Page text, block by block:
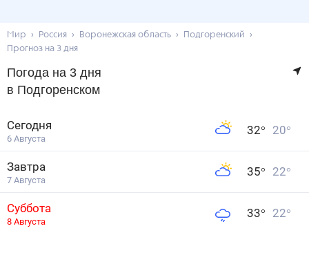
Мир Россия Воронежская область
Подгоренский
Прогноз на 3 дня
Погода на 3 дня
в Подгоренском
Сегодня
6 Августа
32° 20°
Завтра
7 Августа
35° 22°
Суббота
8 Августа
33° 22°